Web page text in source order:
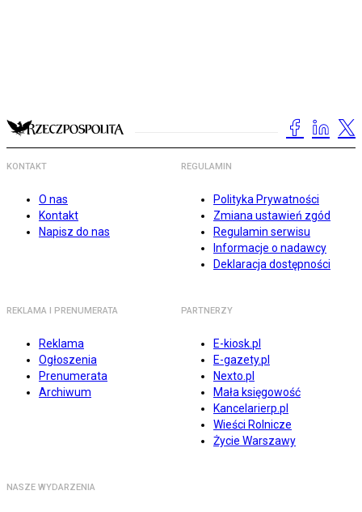
KONTAKT
O nas
Kontakt
Napisz do nas
REGULAMIN
Polityka Prywatności
Zmiana ustawień zgód
Regulamin serwisu
Informacje o nadawcy
Deklaracja dostępności
REKLAMA I PRENUMERATA
Reklama
Ogłoszenia
Prenumerata
Archiwum
PARTNERZY
E-kiosk.pl
E-gazety.pl
Nexto.pl
Mała księgowość
Kancelarierp.pl
Wieści Rolnicze
Życie Warszawy
NASZE WYDARZENIA